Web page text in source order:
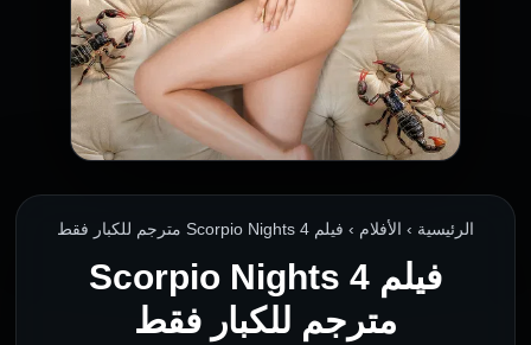
الرئيسية › الأفلام › فيلم Scorpio Nights 4 مترجم للكبار فقط
فيلم Scorpio Nights 4
مترجم للكبار فقط